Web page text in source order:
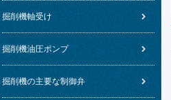
掘削機軸受け
掘削機油圧ポンプ
掘削機の主要な制御弁